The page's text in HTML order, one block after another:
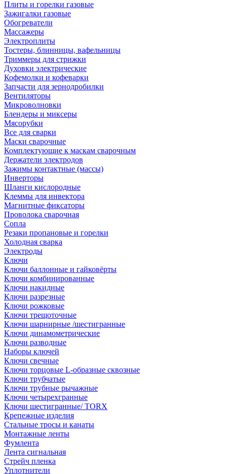
Плиты и горелки газовые
Зажигалки газовые
Обогреватели
Массажеры
Электроплиты
Тостеры, блинницы, вафельницы
Триммеры для стрижки
Духовки электрические
Кофемолки и кофеварки
Запчасти для зернодробилки
Вентиляторы
Микроволновки
Блендеры и миксеры
Мясорубки
Все для сварки
Маски сварочные
Комплектующие к маскам сварочным
Держатели электродов
Зажимы контактные (массы)
Инверторы
Шланги кислородные
Клеммы для инвектора
Магнитные фиксаторы
Проволока сварочная
Сопла
Резаки пропановые и горелки
Холодная сварка
Электроды
Ключи
Ключи баллонные и гайковёрты
Ключи комбинированные
Ключи накидные
Ключи разрезные
Ключи рожковые
Ключи трещоточные
Ключи шарнирные /шестигранные
Ключи динамометрические
Ключи разводные
Наборы ключей
Ключи свечные
Ключи торцовые L-образные сквозные
Ключи трубчатые
Ключи трубные рычажные
Ключи четырехгранные
Ключи шестигранные/ TORX
Крепежные изделия
Стальные тросы и канаты
Монтажные ленты
Фумлента
Лента сигнальная
Стрейч пленка
Уплотнители